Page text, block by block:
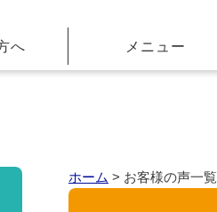
へ メニュー
ホーム > お客様の声一覧